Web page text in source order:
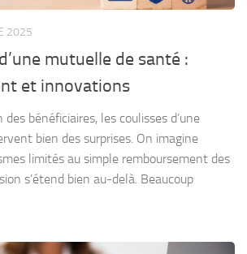
2025
mutuelle de santé :
et innovations
bénéficiaires, les coulisses d’une
bien des surprises. On imagine
limités au simple remboursement des
s’étend bien au-delà. Beaucoup